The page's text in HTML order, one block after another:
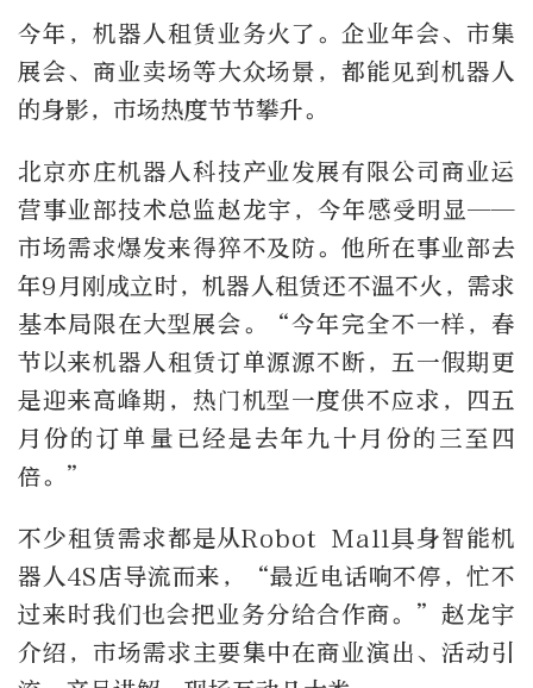
今年，机器人租赁业务火了。企业年会、市集
展会、商业卖场等大众场景，都能见到机器人
的身影，市场热度节节攀升。
北京亦庄机器人科技产业发展有限公司商业运
营事业部技术总监赵龙宇，今年感受明显——
市场需求爆发来得猝不及防。他所在事业部去
年9月刚成立时，机器人租赁还不温不火，需求
基本局限在大型展会。“今年完全不一样，春
节以来机器人租赁订单源源不断，五一假期更
是迎来高峰期，热门机型一度供不应求，四五
月份的订单量已经是去年九十月份的三至四
倍。”
不少租赁需求都是从Robot Mall具身智能机
器人4S店导流而来，“最近电话响不停，忙不
过来时我们也会把业务分给合作商。”赵龙宇
介绍，市场需求主要集中在商业演出、活动引